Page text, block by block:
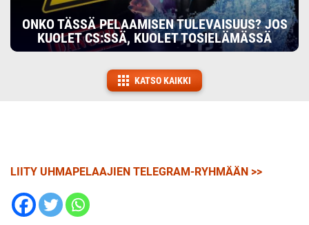
ONKO TÄSSÄ PELAAMISEN TULEVAISUUS? JOS
KUOLET CS:SSÄ, KUOLET TOSIELÄMÄSSÄ
KATSO KAIKKI
LIITY UHMAPELAAJIEN TELEGRAM-RYHMÄÄN >>